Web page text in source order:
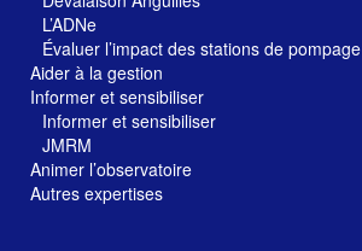
L’ADNe
Évaluer l’impact des stations de pompage
Aider à la gestion
Informer et sensibiliser
Informer et sensibiliser
JMRM
Animer l’observatoire
Autres expertises